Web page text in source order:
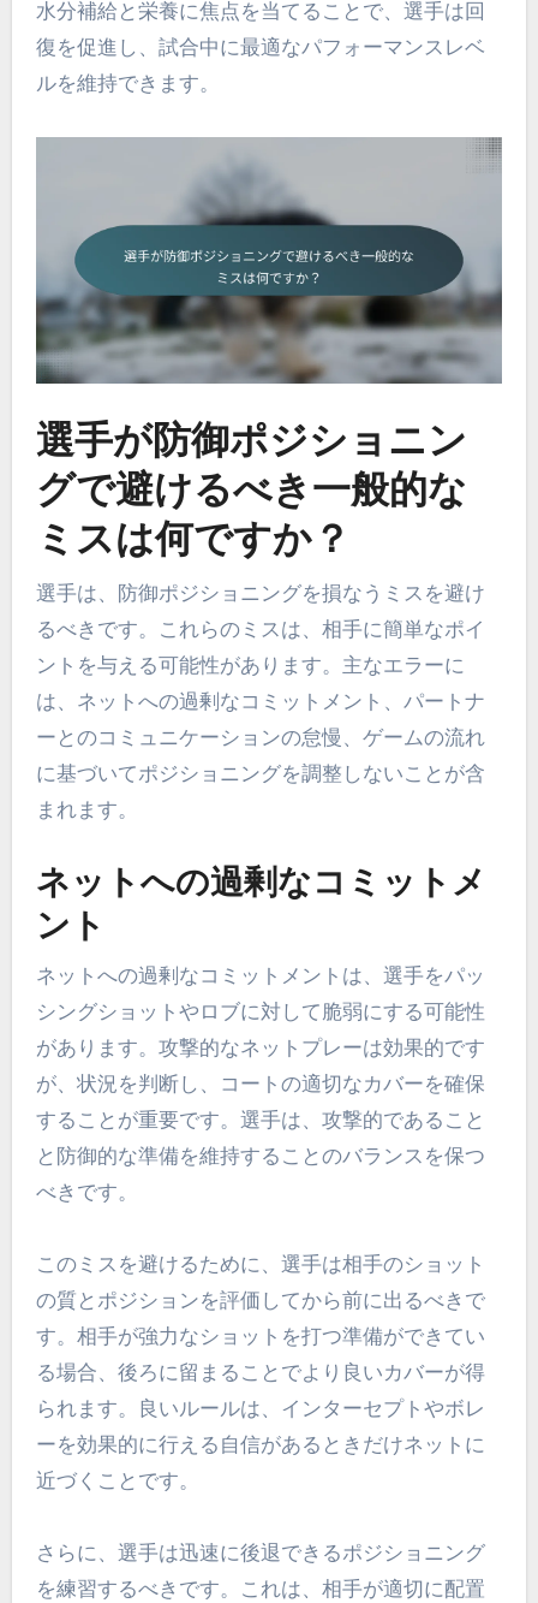
水分補給と栄養に焦点を当てることで、選手は回
復を促進し、試合中に最適なパフォーマンスレベ
ルを維持できます。
選手が防御ポジショニン
グで避けるべき一般的な
ミスは何ですか？
選手は、防御ポジショニングを損なうミスを避け
るべきです。これらのミスは、相手に簡単なポイ
ントを与える可能性があります。主なエラーに
は、ネットへの過剰なコミットメント、パートナ
ーとのコミュニケーションの怠慢、ゲームの流れ
に基づいてポジショニングを調整しないことが含
まれます。
ネットへの過剰なコミットメ
ント
ネットへの過剰なコミットメントは、選手をパッ
シングショットやロブに対して脆弱にする可能性
があります。攻撃的なネットプレーは効果的です
が、状況を判断し、コートの適切なカバーを確保
することが重要です。選手は、攻撃的であること
と防御的な準備を維持することのバランスを保つ
べきです。
このミスを避けるために、選手は相手のショット
の質とポジションを評価してから前に出るべきで
す。相手が強力なショットを打つ準備ができてい
る場合、後ろに留まることでより良いカバーが得
られます。良いルールは、インターセプトやボレ
ーを効果的に行える自信があるときだけネットに
近づくことです。
さらに、選手は迅速に後退できるポジショニング
を練習するべきです。これは、相手が適切に配置